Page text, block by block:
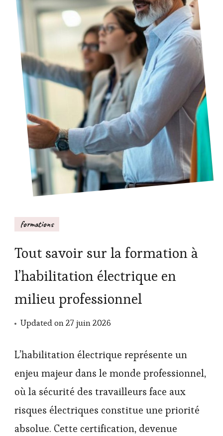
formations
Tout savoir sur la formation à
l’habilitation électrique en
milieu professionnel
Updated on27 juin 2026
L’habilitation électrique représente un
enjeu majeur dans le monde professionnel,
où la sécurité des travailleurs face aux
risques électriques constitue une priorité
absolue. Cette certification, devenue